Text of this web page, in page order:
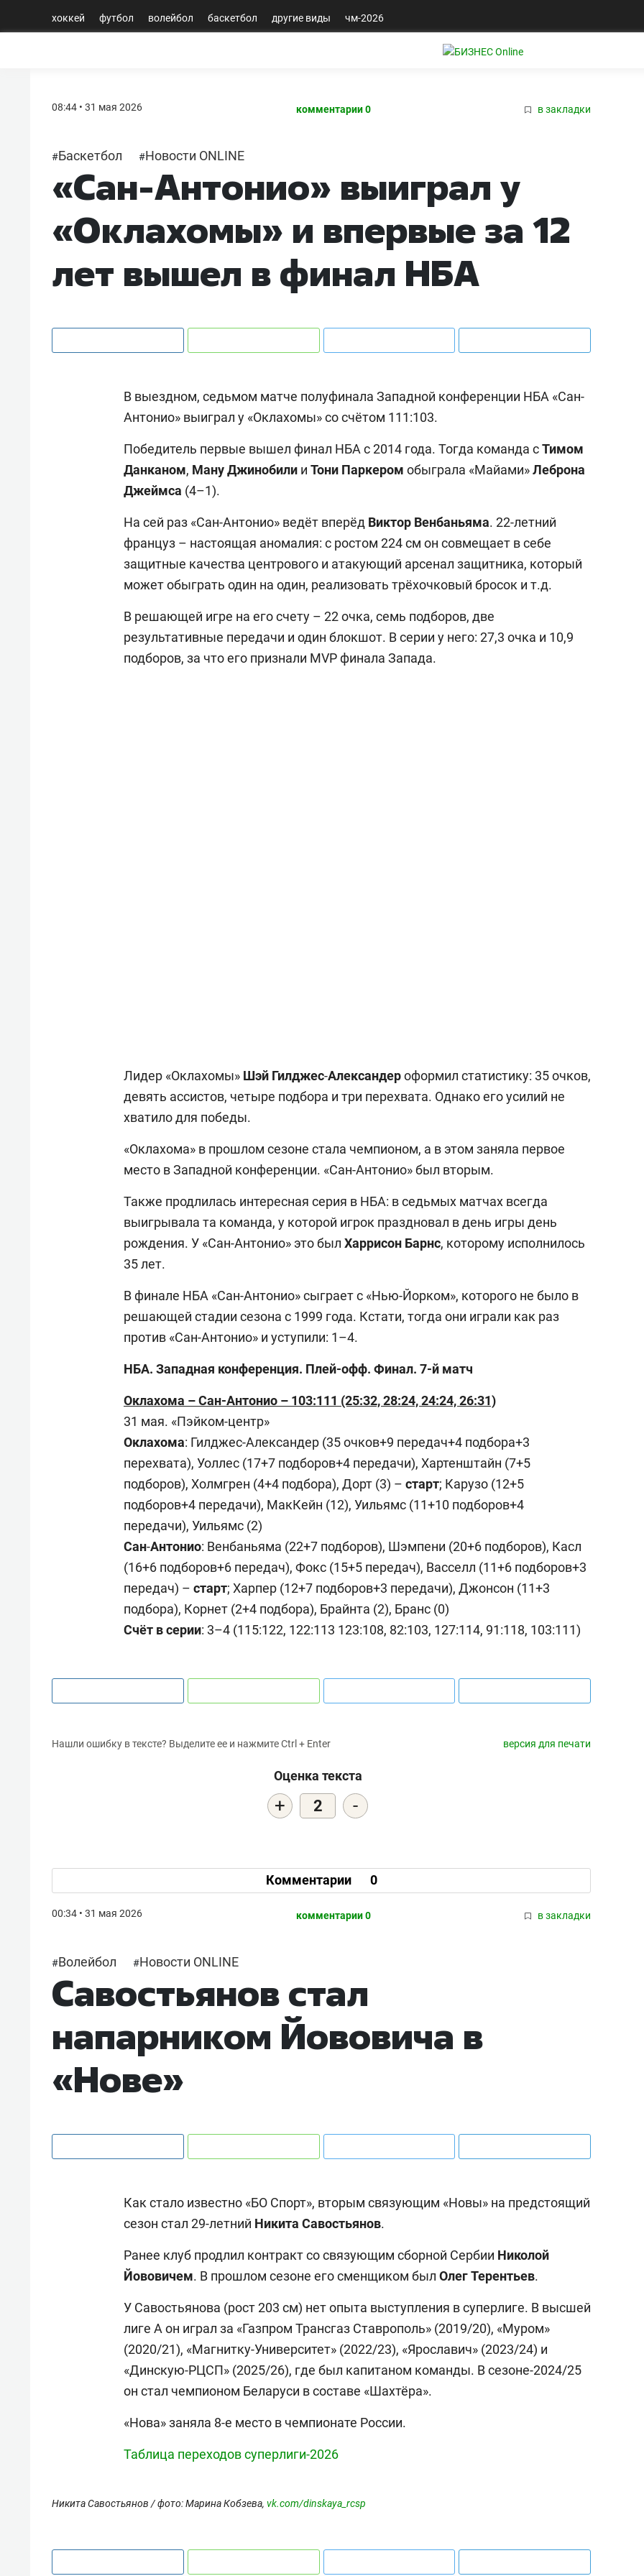
хоккей футбол волейбол баскетбол другие виды чм-2026
08:44 • 31 мая 2026 комментарии 0 в закладки
#Баскетбол #Новости ONLINE
«Сан-Антонио» выиграл у
«Оклахомы» и впервые за 12
лет вышел в финал НБА
В выездном, седьмом матче полуфинала Западной конференции НБА «Сан-
Антонио» выиграл у «Оклахомы» со счётом 111:103.
Победитель первые вышел финал НБА с 2014 года. Тогда команда сТимом
Данканом, МануДжинобили и Тони Паркером обыграла «Майами»Леброна
Джеймса (4–1).
На сей раз «Сан-Антонио» ведёт вперёд Виктор Венбаньяма. 22-летний
француз – настоящая аномалия: с ростом 224 см он совмещает в себе
защитные качества центрового и атакующий арсенал защитника, который
может обыграть один на один, реализовать трёхочковый бросок и т.д.
В решающей игре на его счету – 22 очка, семь подборов, две
результативные передачи и один блокшот. В серии у него: 27,3 очка и 10,9
подборов, за что его признали MVP финала Запада.
Лидер «Оклахомы» Шэй Гилджес-Александероформил статистику: 35 очков,
девять ассистов, четыре подбора и три перехвата. Однако его усилий не
хватило для победы.
«Оклахома» в прошлом сезоне стала чемпионом, а в этом заняла первое
место в Западной конференции. «Сан-Антонио» был вторым.
Также продлилась интересная серия в НБА: в седьмых матчах всегда
выигрывала та команда, у которой игрок праздновал в день игры день
рождения. У «Сан-Антонио» это был Харрисон Барнс, которому исполнилось
35 лет.
В финале НБА «Сан-Антонио» сыграет с «Нью-Йорком», которого не было в
решающей стадии сезона с 1999 года. Кстати, тогда они играли как раз
против «Сан-Антонио» и уступили: 1–4.
НБА. Западная конференция. Плей-офф. Финал. 7-й матч
Оклахома – Сан-Антонио – 103:111 (25:32, 28:24, 24:24, 26:31)
31 мая. «Пэйком-центр»
Оклахома: Гилджес-Александер (35 очков+9 передач+4 подбора+3
перехвата), Уоллес (17+7 подборов+4 передачи), Хартенштайн (7+5
подборов), Холмгрен (4+4 подбора), Дорт (3) – старт; Карузо (12+5
подборов+4 передачи), МакКейн (12), Уильямс (11+10 подборов+4
передачи), Уильямс (2)
Сан-Антонио: Венбаньяма (22+7 подборов), Шэмпени (20+6 подборов), Касл
(16+6 подборов+6 передач), Фокс (15+5 передач), Васселл (11+6 подборов+3
передач) – старт; Харпер (12+7 подборов+3 передачи), Джонсон (11+3
подбора), Корнет (2+4 подбора), Брайнта (2), Бранс (0)
Счёт в серии: 3–4 (115:122, 122:113 123:108, 82:103, 127:114, 91:118, 103:111)
Нашли ошибку в тексте? Выделите ее и нажмите Ctrl + Enter версия для печати
Оценка текста
+ 2 -
Комментарии 0
00:34 • 31 мая 2026 комментарии 0 в закладки
#Волейбол #Новости ONLINE
Савостьянов стал
напарником Йововича в
«Нове»
Как стало известно «БО Спорт», вторым связующим «Новы» на предстоящий
сезон стал 29-летний Никита Савостьянов.
Ранее клуб продлил контракт со связующим сборной Сербии Николой
Йововичем. В прошлом сезоне его сменщиком был ОлегТерентьев.
У Савостьянова (рост 203 см) нет опыта выступления в суперлиге. В высшей
лиге А он играл за «Газпром Трансгаз Ставрополь» (2019/20), «Муром»
(2020/21), «Магнитку-Университет» (2022/23), «Ярославич» (2023/24) и
«Динскую-РЦСП» (2025/26), где был капитаном команды. В сезоне-2024/25
он стал чемпионом Беларуси в составе «Шахтёра».
«Нова» заняла 8-е место в чемпионате России.
Таблица переходов суперлиги-2026
Никита Савостьянов / фото: Марина Кобзева, vk.com/dinskaya_rcsp